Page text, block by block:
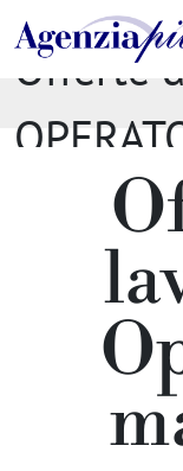
Offerte